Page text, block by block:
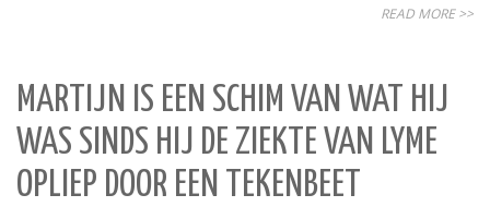
READ MORE >>
MARTIJN IS EEN SCHIM VAN WAT HIJ
WAS SINDS HIJ DE ZIEKTE VAN LYME
OPLIEP DOOR EEN TEKENBEET